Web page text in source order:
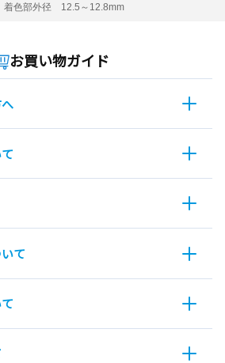
着色部外径 12.5～12.8mm
お買い物ガイド
て